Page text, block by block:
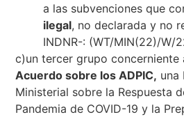
a las subvenciones que
ilegal, no declarada y no
INDNR-: (WT/MIN(22)/W/
c)un tercer grupo
Acuerdo sobre los ADPIC, una
Ministerial sobre la Respuesta
Pandemia de COVID-19 y la